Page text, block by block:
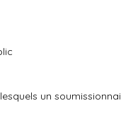
un